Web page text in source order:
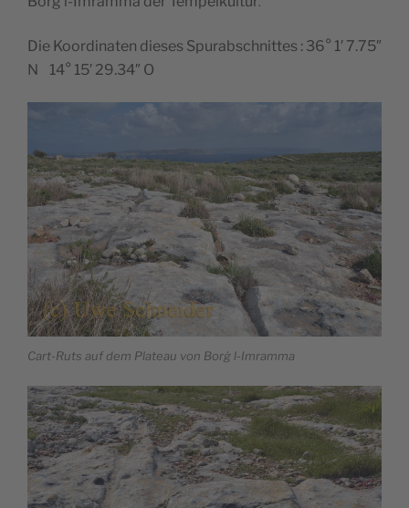
Die Koordinaten dieses Spurabschnittes : 36° 1′ 7.75″
N 14° 15′ 29.34″ O
Cart-Ruts auf dem Plateau von Borġ l-Imramma